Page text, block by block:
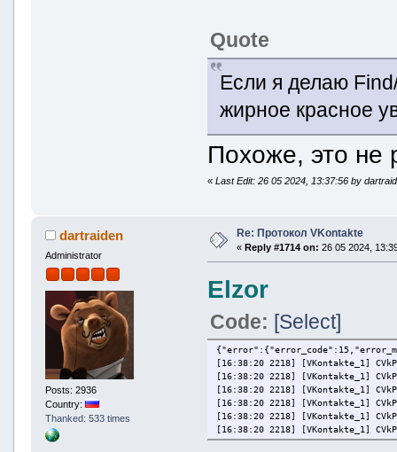
Quote
Если я делаю
жирное красное
Похоже, это не
«Last Edit: 26 05 2024, 13:37:56 by
dartraiden
Administrator
Posts: 2936
Country:
Thanked: 533 times
Re: Протокол VKontakte
« Reply #1714 on: 26 05 2024,
Elzor
Code: [Select]
[16:38:20 2218] [VKontakte_1]
[16:38:20 2218] [VKontakte_1]
[16:38:20 2218] [VKontakte_1]
[16:38:20 2218] [VKontakte_1]
[16:38:20 2218] [VKontakte_1]
[16:38:20 2218] [VKontakte_1]